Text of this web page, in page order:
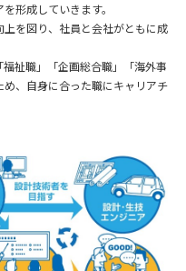
形成していきます。
を図り、社員と会社がともに成
祉職」「企画総合職」「海外事
、自身に合った職にキャリアチ